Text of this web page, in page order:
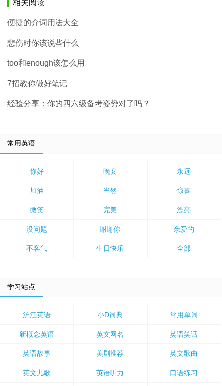
相关阅读
便捷的介词用法大全
悲伤时你该说些什么
too和enough该怎么用
7招教你做好笔记
经验分享：你的四六级备考姿势对了吗？
常用英语
你好 晚安 永远
加油 当然 惊喜
微笑 完美 漂亮
没问题 谢谢你 亲爱的
不客气 生日快乐 全部
学习站点
沪江英语 小D词典 常用单词
新概念英语 英文网名 英语笑话
英语故事 美剧推荐 英文歌曲
英文儿歌 英语听力 口语练习